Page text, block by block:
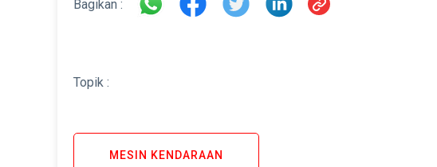
Bagikan :
Topik :
MESIN KENDARAAN